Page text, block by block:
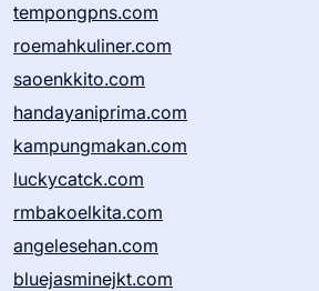
tempongpns.com
roemahkuliner.com
saoenkkito.com
handayaniprima.com
kampungmakan.com
luckycatck.com
rmbakoelkita.com
angelesehan.com
bluejasminejkt.com